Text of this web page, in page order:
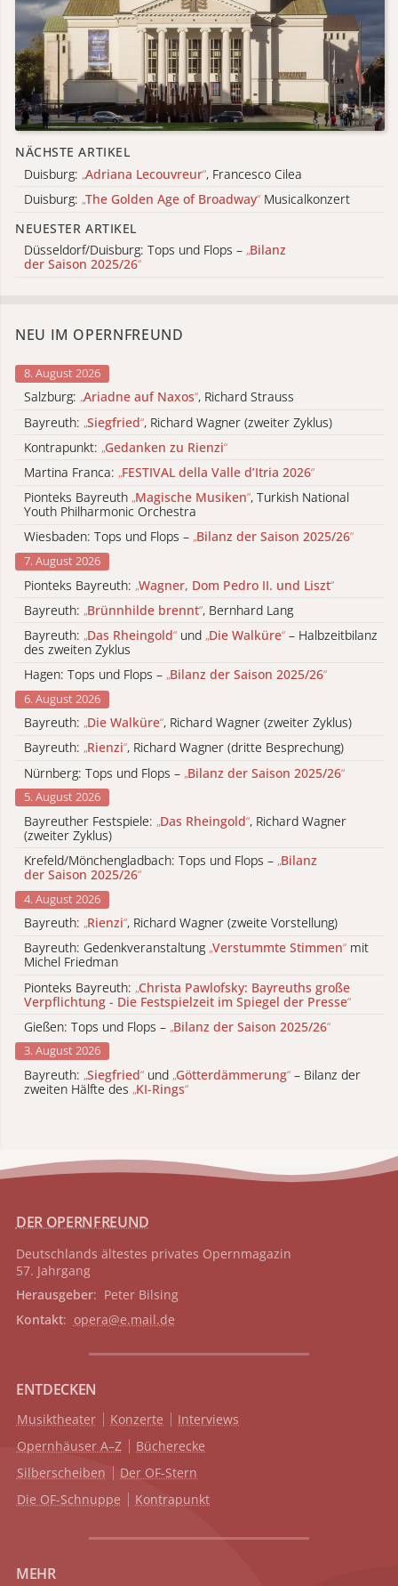
NÄCHSTE ARTIKEL
Duisburg: „Adriana Lecouvreur“, Francesco Cilea
Duisburg: „The Golden Age of Broadway“ Musicalkonzert
NEUESTER ARTIKEL
Düsseldorf/Duisburg: Tops und Flops – „Bilanz
der Saison 2025/26“
NEU IM OPERNFREUND
8. August 2026
Salzburg: „Ariadne auf Naxos“, Richard Strauss
Bayreuth: „Siegfried“, Richard Wagner (zweiter Zyklus)
Kontrapunkt: „Gedanken zu Rienzi“
Martina Franca: „FESTIVAL della Valle d’Itria 2026“
Pionteks Bayreuth „Magische Musiken“, Turkish National
Youth Philharmonic Orchestra
Wiesbaden: Tops und Flops – „Bilanz der Saison 2025/26“
7. August 2026
Pionteks Bayreuth: „Wagner, Dom Pedro II. und Liszt“
Bayreuth: „Brünnhilde brennt“, Bernhard Lang
Bayreuth: „Das Rheingold“ und „Die Walküre“ – Halbzeitbilanz
des zweiten Zyklus
Hagen: Tops und Flops – „Bilanz der Saison 2025/26“
6. August 2026
Bayreuth: „Die Walküre“, Richard Wagner (zweiter Zyklus)
Bayreuth: „Rienzi“, Richard Wagner (dritte Besprechung)
Nürnberg: Tops und Flops – „Bilanz der Saison 2025/26“
5. August 2026
Bayreuther Festspiele: „Das Rheingold“, Richard Wagner
(zweiter Zyklus)
Krefeld/Mönchengladbach: Tops und Flops – „Bilanz
der Saison 2025/26“
4. August 2026
Bayreuth: „Rienzi“, Richard Wagner (zweite Vorstellung)
Bayreuth: Gedenkveranstaltung „Verstummte Stimmen“ mit
Michel Friedman
Pionteks Bayreuth: „Christa Pawlofsky: Bayreuths große
Verpflichtung - Die Festspielzeit im Spiegel der Presse“
Gießen: Tops und Flops – „Bilanz der Saison 2025/26“
3. August 2026
Bayreuth: „Siegfried“ und „Götterdämmerung“ – Bilanz der
zweiten Hälfte des „KI-Rings“
DER OPERNFREUND
Deutschlands ältestes privates Opernmagazin
57. Jahrgang
Herausgeber: Peter Bilsing
Kontakt: opera@e.mail.de
ENTDECKEN
Musiktheater Konzerte
Interviews
Opernhäuser A–Z
Bücherecke
Silberscheiben
Der OF-Stern
Die OF-Schnuppe
Kontrapunkt
MEHR